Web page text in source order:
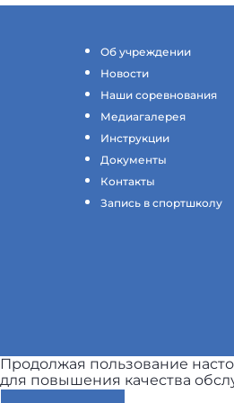
Об учреждении
Новости
Наши соревнования
Медиагалерея
Инструкции
Документы
Контакты
Запись в спортшколу
Продолжая пользование
для повышения качества